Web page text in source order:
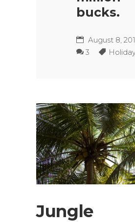
bucks.
August 8,
3
Jungle